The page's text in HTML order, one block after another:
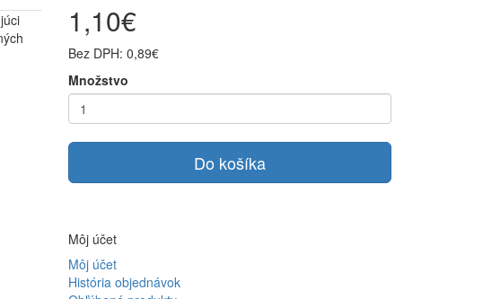
1,10€
Bez DPH: 0,89€
Množstvo
Do košíka
Môj účet
Môj účet
História objednávok